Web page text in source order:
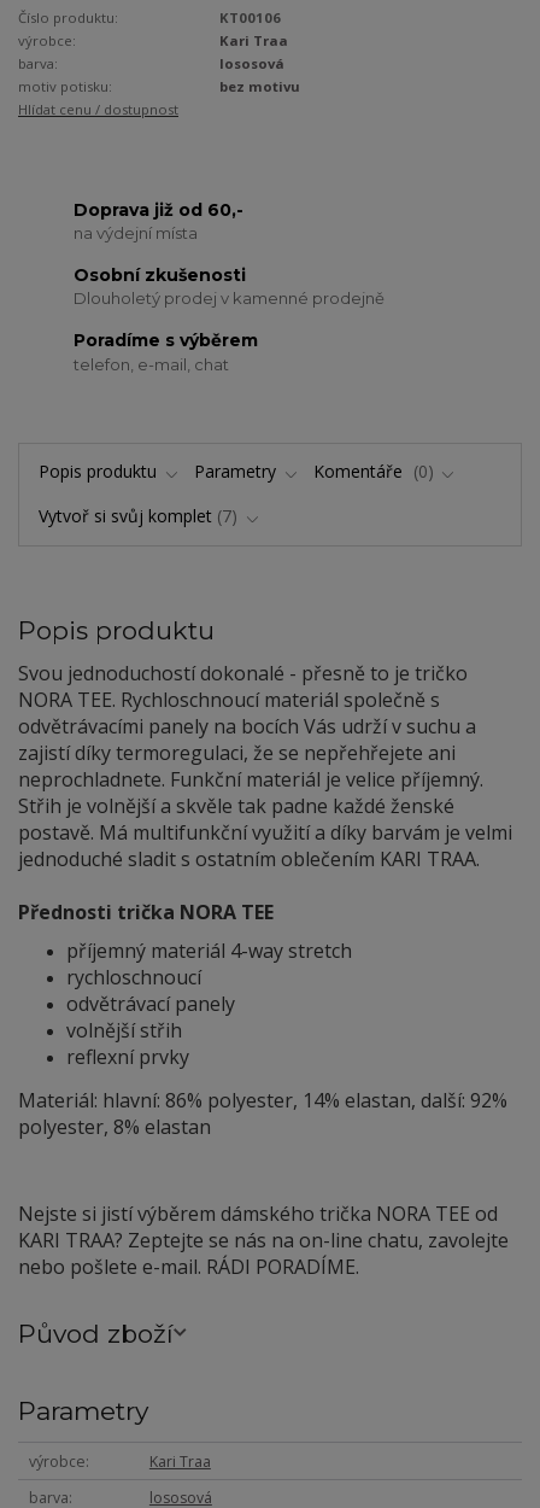
Číslo produktu:
KT00106
výrobce:
Kari Traa
barva:
lososová
motiv potisku:
bez motivu
Hlídat cenu / dostupnost
Doprava již od 60,-
na výdejní místa
Osobní zkušenosti
Dlouholetý prodej v kamenné prodejně
Poradíme s výběrem
telefon, e-mail, chat
Popis produktu Parametry Komentáře
0
Vytvoř si svůj komplet 7
Popis produktu
Svou jednoduchostí dokonalé - přesně to je tričko
NORA TEE. Rychloschnoucí materiál společně s
odvětrávacími panely na bocích Vás udrží v suchu a
zajistí díky termoregulaci, že se nepřehřejete ani
neprochladnete. Funkční materiál je velice příjemný.
Střih je volnější a skvěle tak padne každé ženské
postavě. Má multifunkční využití a díky barvám je velmi
jednoduché sladit s ostatním oblečením KARI TRAA.
Přednosti trička NORA TEE
příjemný materiál 4-way stretch
rychloschnoucí
odvětrávací panely
volnější střih
reflexní prvky
Materiál: hlavní: 86% polyester, 14% elastan, další: 92%
polyester, 8% elastan
Nejste si jistí výběrem dámského trička NORA TEE od
KARI TRAA? Zeptejte se nás na on-line chatu, zavolejte
nebo pošlete e-mail. RÁDI PORADÍME.
Původ zboží
Parametry
výrobce
Kari Traa
barva
lososová